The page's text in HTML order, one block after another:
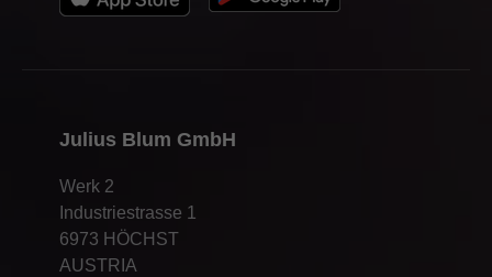
Julius Blum GmbH
Werk 2
Industriestrasse 1
6973 HÖCHST
AUSTRIA